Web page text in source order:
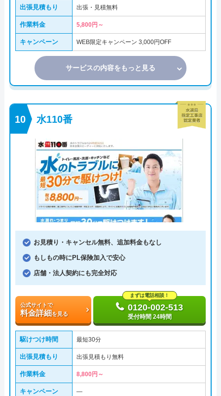
出張見積もり 出張・見積無料
作業料金 5,800円～
キャンペーン WEB限定キャンペーン 3,000円OFF
サービスの内容をもっと見る
水110番
お見積り・キャンセル無料、追加料金もなし
もしもの時にPL保険加入で安心
店舗・法人契約にも完全対応
公式サイトで
料金詳細を見る
まずは電話相談！
0120-002-513
受付時間 24時間
駆けつけ時間 最短30分
出張見積もり 出張見積もり無料
作業料金 8,800円～
キャンペーン ―